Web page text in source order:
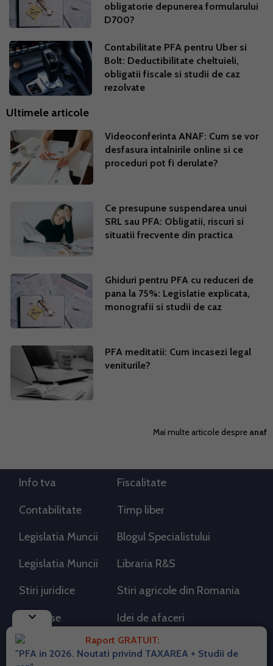
obligatorie depunerea formularului
D700?
Contabilitate PFA pentru Uber si
Bolt: Deductibilitate cheltuieli,
obligatii fiscale si studii de caz
rezolvate
Ultimele articole
Videoconferinta ANAF: Cum se vor
desfasura intalnirile online si ce
proceduri pot fi derulate?
Ce presupune suspendarea unui
SRL sau PFA: Obligatii, riscuri si
situatii frecvente din practica
Ghiduri pentru PFA cu reduceri de
pana la 75%: Legislatie explicata,
monografii si studii de caz
PFA meditatii: Cum incasezi legal
veniturile?
Mai multe articole despre anaf
keyboard_arrow_down
Raport GRATUIT:
"PFA in 2026. Noutati privind TAXAREA + Studii de
Info tva Fiscalitate
Contabilitate Timp liber
Legislatia Muncii Blogul Specialistului
Legislatia Muncii Libraria R&S
Stiri juridice Stiri agricole din Romania
AdSense Idei de afaceri